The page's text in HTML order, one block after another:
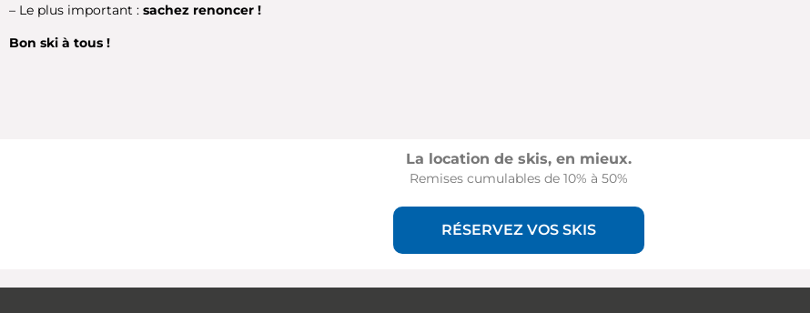
– Le plus important : sachez renoncer !
Bon ski à tous !
La location de skis, en mieux.
Remises cumulables de 10% à 50%
RÉSERVEZ VOS SKIS